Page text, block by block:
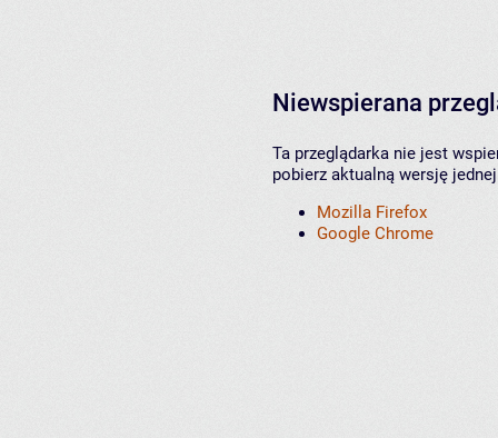
Niewspierana
Ta przeglądarka nie jest
pobierz aktualną wersję
Mozilla Firefox
Google Chrome